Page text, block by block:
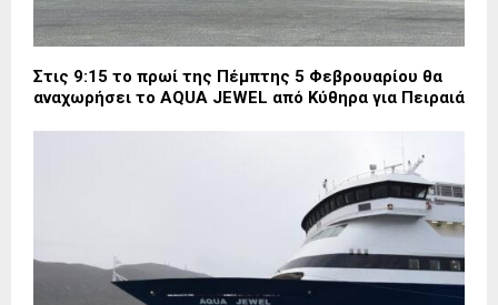
Στις 9:15 το πρωί της Πέμπτης 5 Φεβρουαρίου θα
αναχωρήσει το AQUA JEWEL από Κύθηρα για Πειραιά